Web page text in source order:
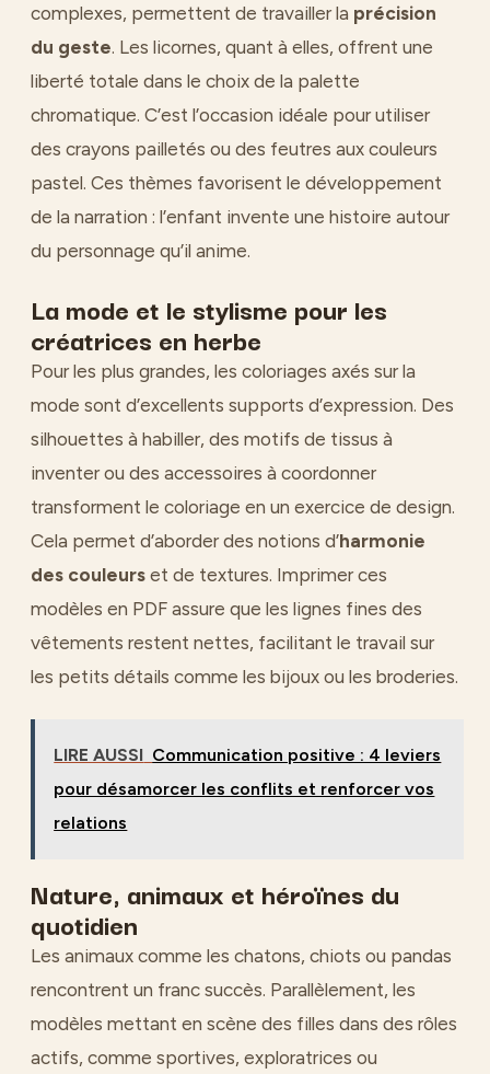
complexes, permettent de travailler la précision
du geste. Les licornes, quant à elles, offrent une
liberté totale dans le choix de la palette
chromatique. C’est l’occasion idéale pour utiliser
des crayons pailletés ou des feutres aux couleurs
pastel. Ces thèmes favorisent le développement
de la narration : l’enfant invente une histoire autour
du personnage qu’il anime.
La mode et le stylisme pour les
créatrices en herbe
Pour les plus grandes, les coloriages axés sur la
mode sont d’excellents supports d’expression. Des
silhouettes à habiller, des motifs de tissus à
inventer ou des accessoires à coordonner
transforment le coloriage en un exercice de design.
Cela permet d’aborder des notions d’harmonie
des couleurs et de textures. Imprimer ces
modèles en PDF assure que les lignes fines des
vêtements restent nettes, facilitant le travail sur
les petits détails comme les bijoux ou les broderies.
LIRE AUSSI Communication positive : 4 leviers
pour désamorcer les conflits et renforcer vos
relations
Nature, animaux et héroïnes du
quotidien
Les animaux comme les chatons, chiots ou pandas
rencontrent un franc succès. Parallèlement, les
modèles mettant en scène des filles dans des rôles
actifs, comme sportives, exploratrices ou